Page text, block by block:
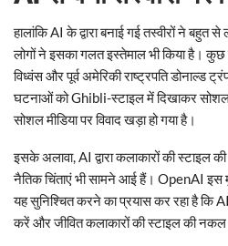
हालांकि AI के द्वारा बनाई गई तस्वीरों ने बहुत
लोगों ने इसका गलत इस्तेमाल भी किया है।
विध्वंस और पूर्व अमेरिकी राष्ट्रपति डोनाल्ड
घटनाओं को Ghibli-स्टाइल में दिखाकर सोशल
सोशल मीडिया पर विवाद खड़ा हो गया है।
इसके अलावा, AI द्वारा कलाकारों की स्टाइल
नैतिक चिंताएं भी सामने आई हैं। OpenAI इस
यह सुनिश्चित करने का प्रयास कर रहा है कि
करें और जीवित कलाकारों की स्टाइल की